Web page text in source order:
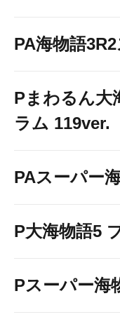
PA海物語
Pまわるん大
ラム 119ver.
PAスーパー
P大海物語5
Pスーパー海